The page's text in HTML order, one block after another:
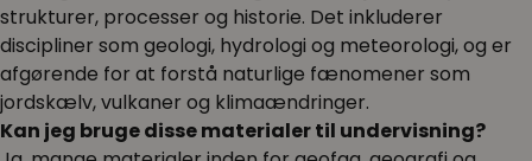
strukturer, processer og historie. Det inkluderer
discipliner som geologi, hydrologi og meteorologi, og er
afgørende for at forstå naturlige fænomener som
jordskælv, vulkaner og klimaændringer.
Kan jeg bruge disse materialer til undervisning?